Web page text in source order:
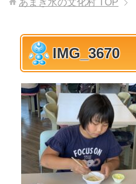
IMG_3670